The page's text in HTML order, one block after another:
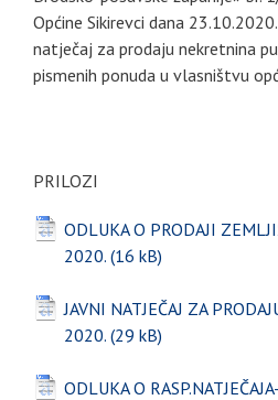
Općine Sikirevci dana
natječaj za prodaju nekretnina
pismenih ponuda u vlasništvu
PRILOZI
ODLUKA O PRODAJI
2020.
JAVNI NATJEČAJ ZA
2020.
ODLUKA O